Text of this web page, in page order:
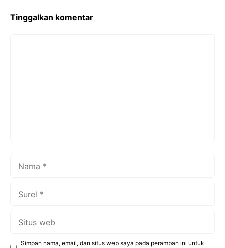
Tinggalkan komentar
Simpan nama, email, dan situs web saya pada peramban ini untuk